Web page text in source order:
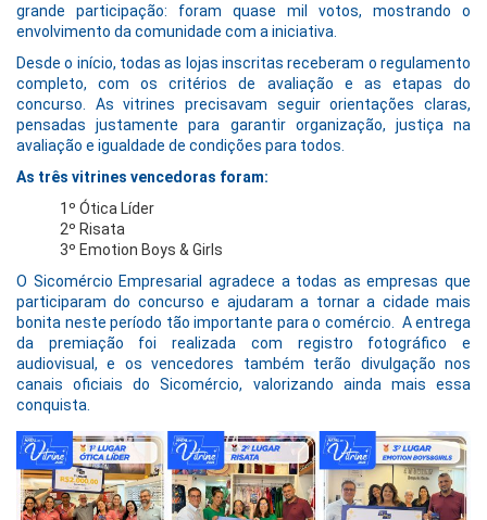
grande participação: foram quase mil votos, mostrando o
envolvimento da comunidade com a iniciativa.
Desde o início, todas as lojas inscritas receberam o regulamento
completo, com os critérios de avaliação e as etapas do
concurso. As vitrines precisavam seguir orientações claras,
pensadas justamente para garantir organização, justiça na
avaliação e igualdade de condições para todos.
As três vitrines vencedoras foram:
1º Ótica Líder
2º Risata
3º Emotion Boys & Girls
O Sicomércio Empresarial agradece a todas as empresas que
participaram do concurso e ajudaram a tornar a cidade mais
bonita neste período tão importante para o comércio. A entrega
da premiação foi realizada com registro fotográfico e
audiovisual, e os vencedores também terão divulgação nos
canais oficiais do Sicomércio, valorizando ainda mais essa
conquista.